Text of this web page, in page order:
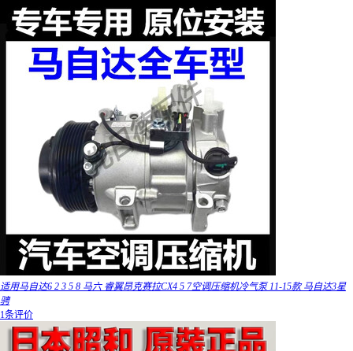
适用马自达6 2 3 5 8 马六 睿翼昂克赛拉CX4 5 7空调压缩机冷气泵 11-15款 马自达3星
骋
1条评价